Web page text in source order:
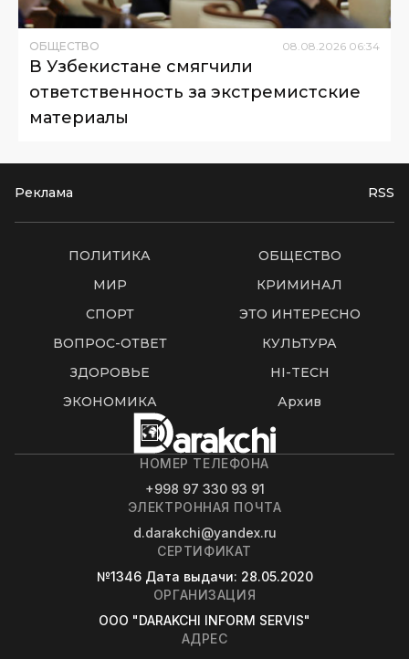
ОБЩЕСТВО 08.08.2026 06:34
В Узбекистане смягчили
ответственность за экстремистские
материалы
Реклама RSS
ПОЛИТИКА
ОБЩЕСТВО
МИР
КРИМИНАЛ
СПОРТ
ЭТО ИНТЕРЕСНО
ВОПРОС-ОТВЕТ
КУЛЬТУРА
ЗДОРОВЬЕ
HI-TECH
ЭКОНОМИКА
Архив
НОМЕР ТЕЛЕФОНА
+998 97 330 93 91
ЭЛЕКТРОННАЯ ПОЧТА
d.darakchi@yandex.ru
СЕРТИФИКАТ
№1346 Дата выдачи: 28.05.2020
ОРГАНИЗАЦИЯ
OOO "DARAKCHI INFORM SERVIS"
АДРЕС